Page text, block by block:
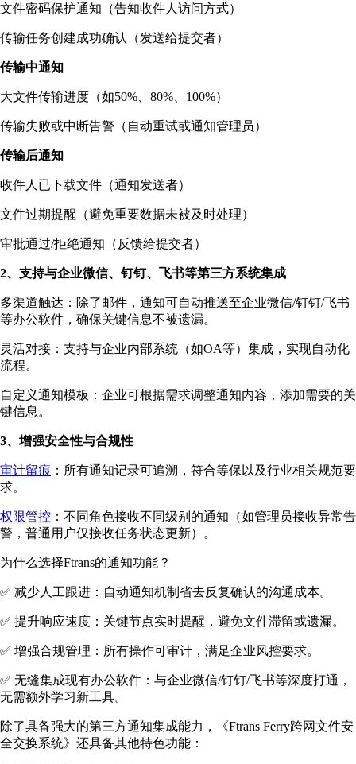
文件密码保护通知（告知收件人访问方式）
传输任务创建成功确认（发送给提交者）
传输中通知
大文件传输进度（如50%、80%、100%）
传输失败或中断告警（自动重试或通知管理员）
传输后通知
收件人已下载文件（通知发送者）
文件过期提醒（避免重要数据未被及时处理）
审批通过/拒绝通知（反馈给提交者）
2、支持与企业微信、钉钉、飞书等第三方系统集成
多渠道触达：除了邮件，通知可自动推送至企业微信/钉钉/飞书
等办公软件，确保关键信息不被遗漏。
灵活对接：支持与企业内部系统（如OA等）集成，实现自动化
流程。
自定义通知模板：企业可根据需求调整通知内容，添加需要的关
键信息。
3、增强安全性与合规性
审计留痕 ：所有通知记录可追溯，符合等保以及行业相关规范要
求。
权限管控 ：不同角色接收不同级别的通知（如管理员接收异常告
警，普通用户仅接收任务状态更新）。
为什么选择Ftrans的通知功能？
✅ 减少人工跟进：自动通知机制省去反复确认的沟通成本。
✅ 提升响应速度：关键节点实时提醒，避免文件滞留或遗漏。
✅ 增强合规管理：所有操作可审计，满足企业风控要求。
✅ 无缝集成现有办公软件：与企业微信/钉钉/飞书等深度打通，
无需额外学习新工具。
除了具备强大的第三方通知集成能力，《Ftrans Ferry跨网文件安
全交换系统》还具备其他特色功能：